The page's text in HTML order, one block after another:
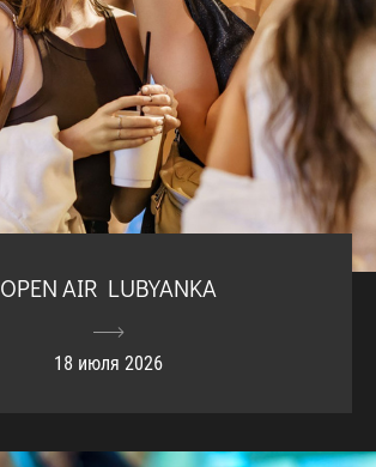
OPEN AIR LUBYANKA
18 июля 2026